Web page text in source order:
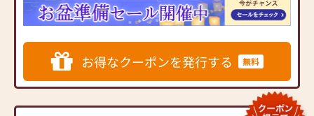
仙台屋仏壇堂では、仏壇だ
けでなく、お墓に関するご
しております。
新規墓石の販売をはじめ、
戒名の追加彫り、墓じまい
ニングまで、すべて自社ス
です。
【駐車場】30台完備
選りすぐりのお仏壇・お仏
具・お線香等、各種取り揃
え。
仏間に入れる唐木仏壇、金
仏壇から、洋間に合う家具
調仏壇まで幅広く取り扱っ
お得なクーポンを発行する 無料